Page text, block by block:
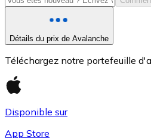
Détails du prix de Avalanche
Téléchargez notre portefeuille
Disponible sur
App Store